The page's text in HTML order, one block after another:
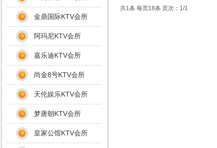
共1条 每页18条 页次：1/1
金鼎国际KTV会所
阿玛尼KTV会所
嘉乐迪KTV会所
尚金8号KTV会所
天伦娱乐KTV会所
梦唐朝KTV会所
皇家公馆KTV会所